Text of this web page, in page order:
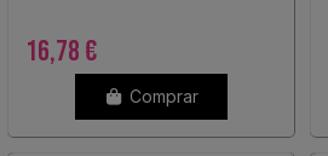
16,78 €
Comprar